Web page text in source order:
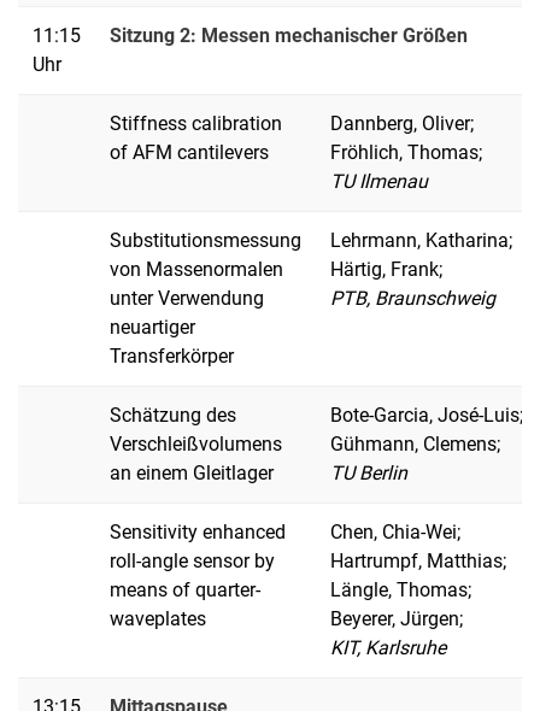
11:15
Uhr
Sitzung 2: Messen mechanischer Größen
Stiffness calibration
of AFM cantilevers
Dannberg, Oliver;
Fröhlich, Thomas;
TU Ilmenau
Substitutionsmessung
von Massenormalen
unter Verwendung
neuartiger
Transferkörper
Lehrmann, Katharina;
Härtig, Frank;
PTB, Braunschweig
Schätzung des
Verschleißvolumens
an einem Gleitlager
Bote-Garcia, José-Luis;
Gühmann, Clemens;
TU Berlin
Sensitivity enhanced
roll-angle sensor by
means of quarter-
waveplates
Chen, Chia-Wei;
Hartrumpf, Matthias;
Längle, Thomas;
Beyerer, Jürgen;
KIT, Karlsruhe